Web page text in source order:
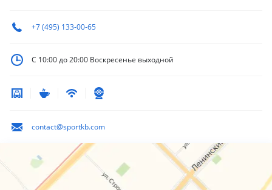
+7 (495) 133-00-65
С 10:00 до 20:00 Воскресенье выходной
contact@sportkb.com